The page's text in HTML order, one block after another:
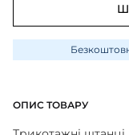
ОПИС ТОВАРУ
ПЕЛЮШКА-
З ШАПОЧКОЮ
ПЕРЧАТКИ
ТЕРМОБІЛИЗНА
ШАПКИ
ШТАНИ ДЖОГЕРИ